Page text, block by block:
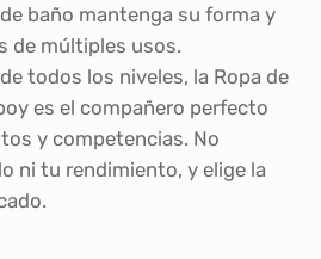
baño mantenga su forma y
de múltiples usos.
todos los niveles, la Ropa de
es el compañero perfecto
y competencias. No
ni tu rendimiento, y elige la